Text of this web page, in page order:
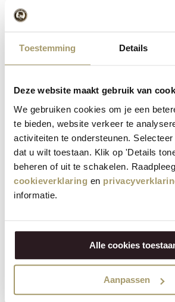
Toestemming Details
Deze website maakt gebruik van
We gebruiken cookies om je een
te bieden, website verkeer te
activiteiten te ondersteunen.
dat u wilt toestaan. Klik op 'Details
beheren of uit te schakelen.
cookieverklaring en
informatie.
Alle cookies
Aanpassen
donderdag, vrijdag en zaterdag om
minimum van 5 en een maximum van
BOEK HIER UW TICKETS
Kaasproeverij
In hartje Amsterdam, nabij het
bioscoop Tuschinski, vertellen onze
medewerkers hoe Nederlandse kaas
deze uitleg en het bekijken van een
traditionele ambacht van kaasmaken,
proeven.
Tijdens deze kaasproeverij maak je
Henri Willig. Terwijl je onze kazen
van een glaasje wijn, port, bier of een